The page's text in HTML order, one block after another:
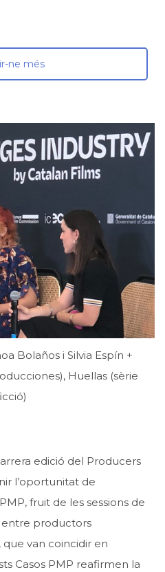
ne més
Bolaños i Silvia Espín +
Huellas (sèrie
edició del Producers
l’oportunitat de
fruit de les sessions de
entre productors
van coincidir en
Casos PMP reafirmen la